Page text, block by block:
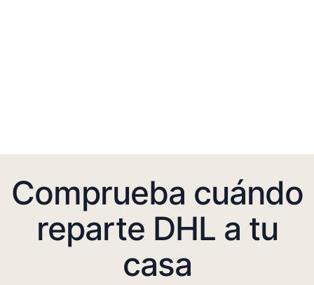
Comprueba cuándo
reparte DHL a tu
casa